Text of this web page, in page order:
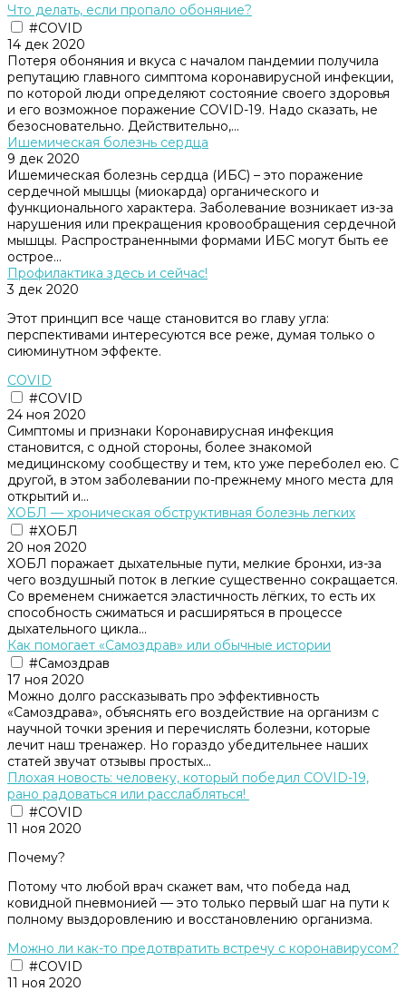
Что делать, если пропало обоняние?
#COVID
14 дек 2020
Потеря обоняния и вкуса с началом пандемии получила
репутацию главного симптома коронавирусной инфекции,
по которой люди определяют состояние своего здоровья
и его возможное поражение COVID-19. Надо сказать, не
безосновательно. Действительно,...
Ишемическая болезнь сердца
9 дек 2020
Ишемическая болезнь сердца (ИБС) – это поражение
сердечной мышцы (миокарда) органического и
функционального характера. Заболевание возникает из-за
нарушения или прекращения кровообращения сердечной
мышцы. Распространенными формами ИБС могут быть ее
острое...
Профилактика здесь и сейчас!
3 дек 2020
Этот принцип все чаще становится во главу угла:
перспективами интересуются все реже, думая только о
сиюминутном эффекте.
COVID
#COVID
24 ноя 2020
Симптомы и признаки Коронавирусная инфекция
становится, с одной стороны, более знакомой
медицинскому сообществу и тем, кто уже переболел ею. С
другой, в этом заболевании по-прежнему много места для
открытий и...
ХОБЛ — хроническая обструктивная болезнь легких
#ХОБЛ
20 ноя 2020
ХОБЛ поражает дыхательные пути, мелкие бронхи, из-за
чего воздушный поток в легкие существенно сокращается.
Со временем снижается эластичность лёгких, то есть их
способность сжиматься и расширяться в процессе
дыхательного цикла...
Как помогает «Самоздрав» или обычные истории
#Самоздрав
17 ноя 2020
Можно долго рассказывать про эффективность
«Самоздрава», объяснять его воздействие на организм с
научной точки зрения и перечислять болезни, которые
лечит наш тренажер. Но гораздо убедительнее наших
статей звучат отзывы простых...
Плохая новость: человеку, который победил COVID-19,
рано радоваться или расслабляться!
#COVID
11 ноя 2020
Почему?
Потому что любой врач скажет вам, что победа над
ковидной пневмонией — это только первый шаг на пути к
полному выздоровлению и восстановлению организма.
Можно ли как-то предотвратить встречу с коронавирусом?
#COVID
11 ноя 2020